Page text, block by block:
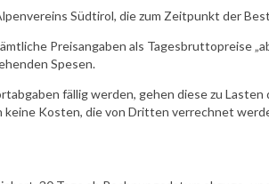
Südtirol, die zum Zeitpunkt der
Preisangaben als Tagesbruttopreise
Spesen.
fällig werden, gehen diese zu
Kosten, die von Dritten verrechnet